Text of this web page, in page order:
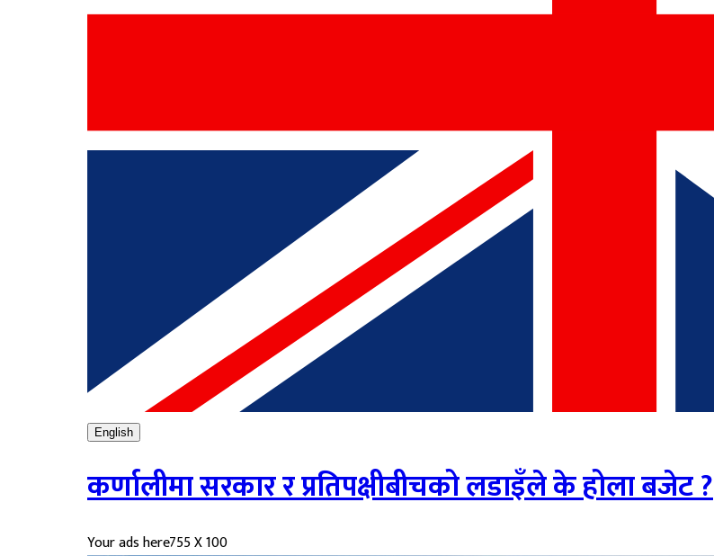
English
कर्णालीमा सरकार र प्रतिपक्षीबीचको लडाइँले के होला बजेट ?
Your ads here755 X 100